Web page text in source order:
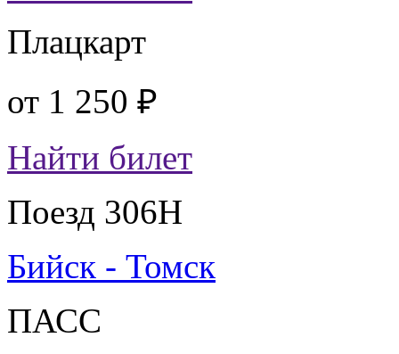
Плацкарт
от 1 250 ₽
Найти билет
Поезд 306Н
Бийск - Томск
ПАСС